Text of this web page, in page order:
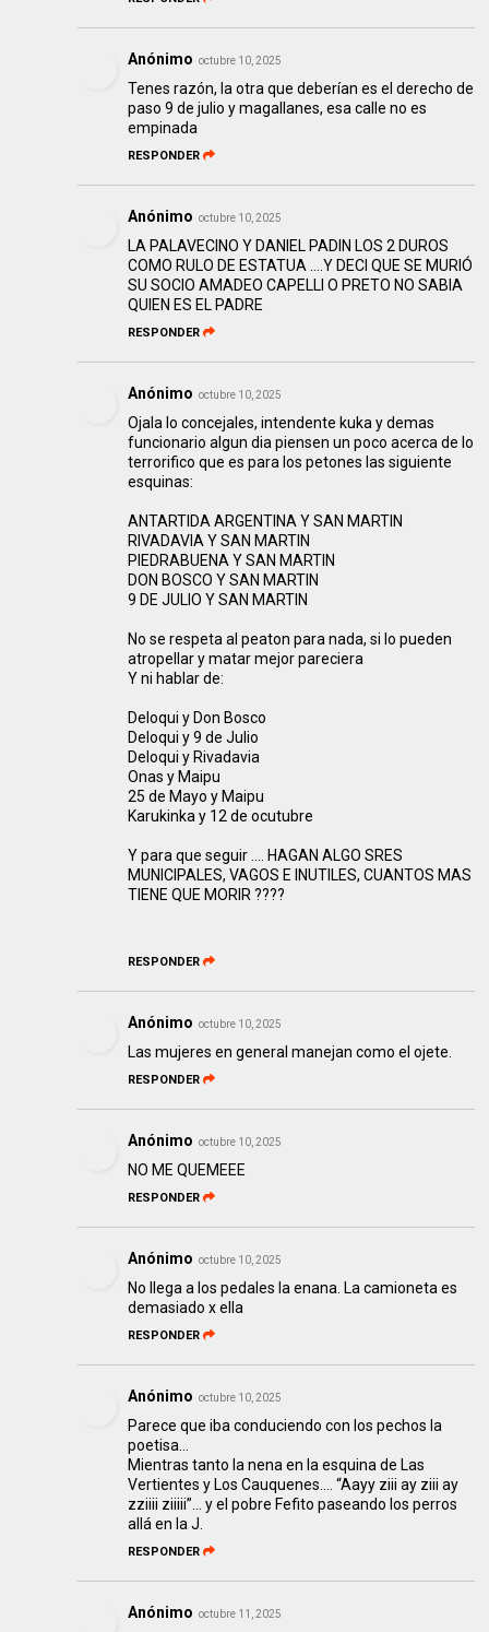
Anónimo octubre 10, 2025
Tenes razón, la otra que deberían es el derecho de
paso 9 de julio y magallanes, esa calle no es
empinada
RESPONDER
Anónimo octubre 10, 2025
LA PALAVECINO Y DANIEL PADIN LOS 2 DUROS
COMO RULO DE ESTATUA ….Y DECI QUE SE MURIÓ
SU SOCIO AMADEO CAPELLI O PRETO NO SABIA
QUIEN ES EL PADRE
RESPONDER
Anónimo octubre 10, 2025
Ojala lo concejales, intendente kuka y demas
funcionario algun dia piensen un poco acerca de lo
terrorifico que es para los petones las siguiente
esquinas:
ANTARTIDA ARGENTINA Y SAN MARTIN
RIVADAVIA Y SAN MARTIN
PIEDRABUENA Y SAN MARTIN
DON BOSCO Y SAN MARTIN
9 DE JULIO Y SAN MARTIN
No se respeta al peaton para nada, si lo pueden
atropellar y matar mejor pareciera
Y ni hablar de:
Deloqui y Don Bosco
Deloqui y 9 de Julio
Deloqui y Rivadavia
Onas y Maipu
25 de Mayo y Maipu
Karukinka y 12 de ocutubre
Y para que seguir …. HAGAN ALGO SRES
MUNICIPALES, VAGOS E INUTILES, CUANTOS MAS
TIENE QUE MORIR ????
RESPONDER
Anónimo octubre 10, 2025
Las mujeres en general manejan como el ojete.
RESPONDER
Anónimo octubre 10, 2025
NO ME QUEMEEE
RESPONDER
Anónimo octubre 10, 2025
No llega a los pedales la enana. La camioneta es
demasiado x ella
RESPONDER
Anónimo octubre 10, 2025
Parece que iba conduciendo con los pechos la
poetisa…
Mientras tanto la nena en la esquina de Las
Vertientes y Los Cauquenes…. “Aayy ziii ay ziii ay
zziiii ziiiii”… y el pobre Fefito paseando los perros
allá en la J.
RESPONDER
Anónimo octubre 11, 2025